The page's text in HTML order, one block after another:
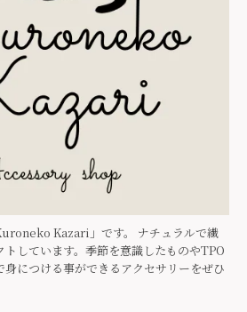
Kazari」です。 ナチュラルで繊
しています。季節を意識したものやTPO
身につける事ができるアクセサリーをぜひ